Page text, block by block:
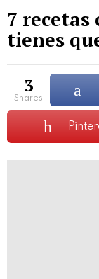
7 recetas
tienes
3
shares